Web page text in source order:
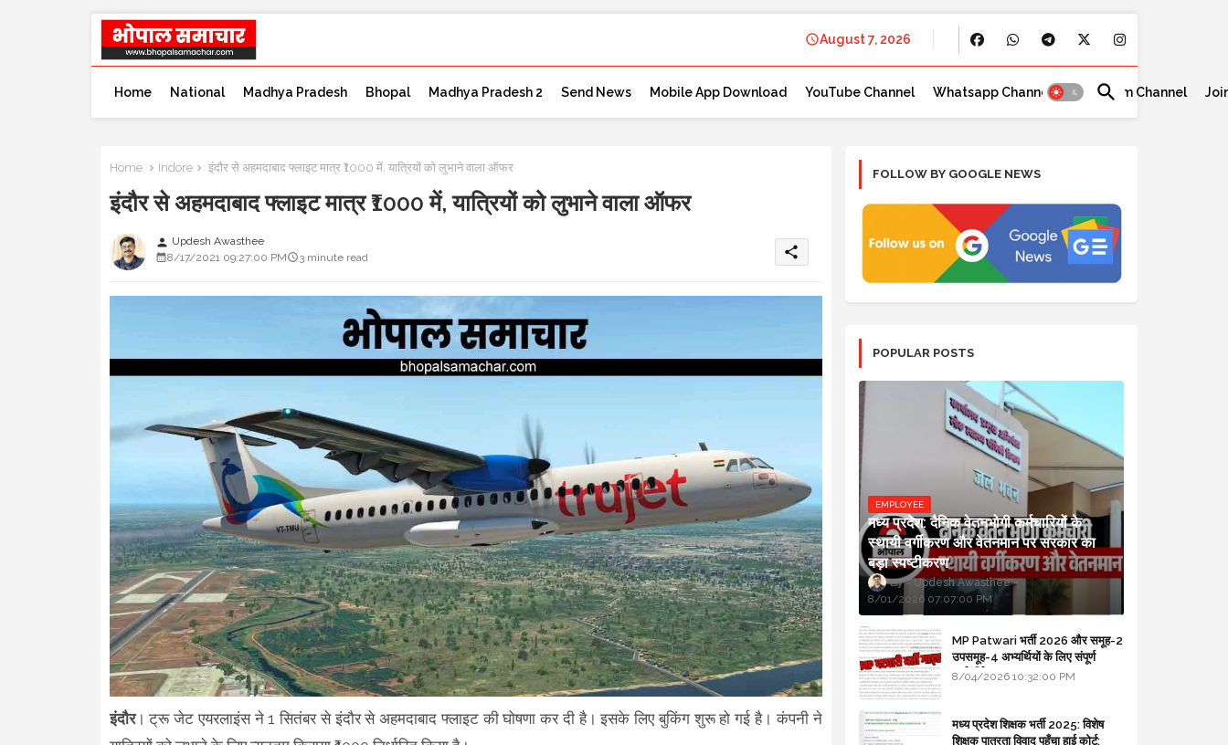
August 7, 2026
Home National Madhya Pradesh Bhopal Madhya Pradesh 2 Send News Mobile App Download YouTube Channel Whatsapp Channel Telegram Channel
Home Indore इंदौर से अहमदाबाद फ्लाइट मात्र ₹1000 में, यात्रियों को लुभाने वाला ऑफर
इंदौर से अहमदाबाद फ्लाइट मात्र ₹1000 में, यात्रियों को लुभाने वाला ऑफर
person Updesh Awasthee
8/17/2021 09:27:00 PM
3 minute read share
इंदौर। ट्रू जेट एयरलाइंस ने 1 सितंबर से इंदौर से अहमदाबाद फ्लाइट की घोषणा कर दी है। इसके लिए बुकिंग शुरू हो गई है। कंपनी ने
FOLLOW BY GOOGLE NEWS
POPULAR POSTS
EMPLOYEE
मध्य प्रदेश: दैनिक वेतनभोगी कर्मचारियों के
स्थायी वर्गीकरण और वेतनमान पर सरकार का
बड़ा स्पष्टीकरण
Updesh Awasthee
8/01/2026 07:07:00 PM
MP Patwari भर्ती 2026 और समूह-2
उपसमूह-4 अभ्यर्थियों के लिए संपूर्ण
मार्गदर्शिका
8/04/2026 10:32:00 PM
मध्य प्रदेश शिक्षक भर्ती 2025: विशेष
शिक्षक पात्रता विवाद पहुँचा हाई कोर्ट;